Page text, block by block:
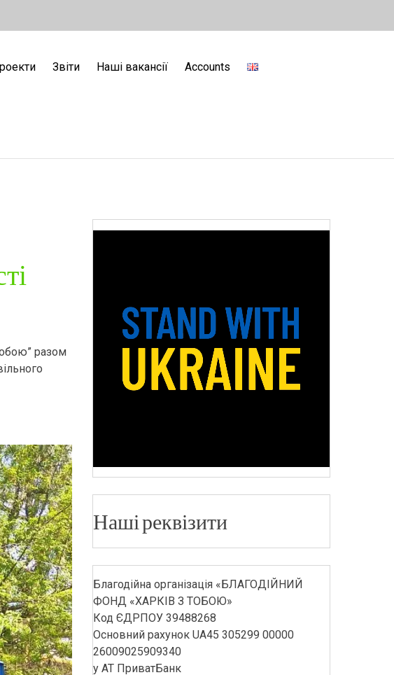
Звіти Наші вакансії Accounts
разом
Наші реквізити
Благодійна організація «БЛАГОДІЙНИЙ
ФОНД «ХАРКІВ З ТОБОЮ»
Код ЄДРПОУ 39488268
Основний рахунок UA45 305299 00000
26009025909340
у АТ ПриватБанк